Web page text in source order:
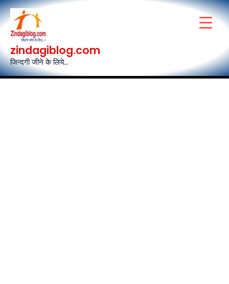
Skip
to
content
zindagiblog.com
जिन्दगी जीने के लिये...